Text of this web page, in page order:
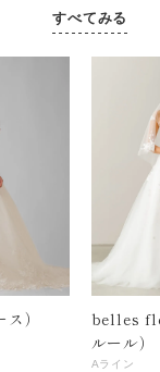
すべてみる
）
belles
ルール）
Aライン